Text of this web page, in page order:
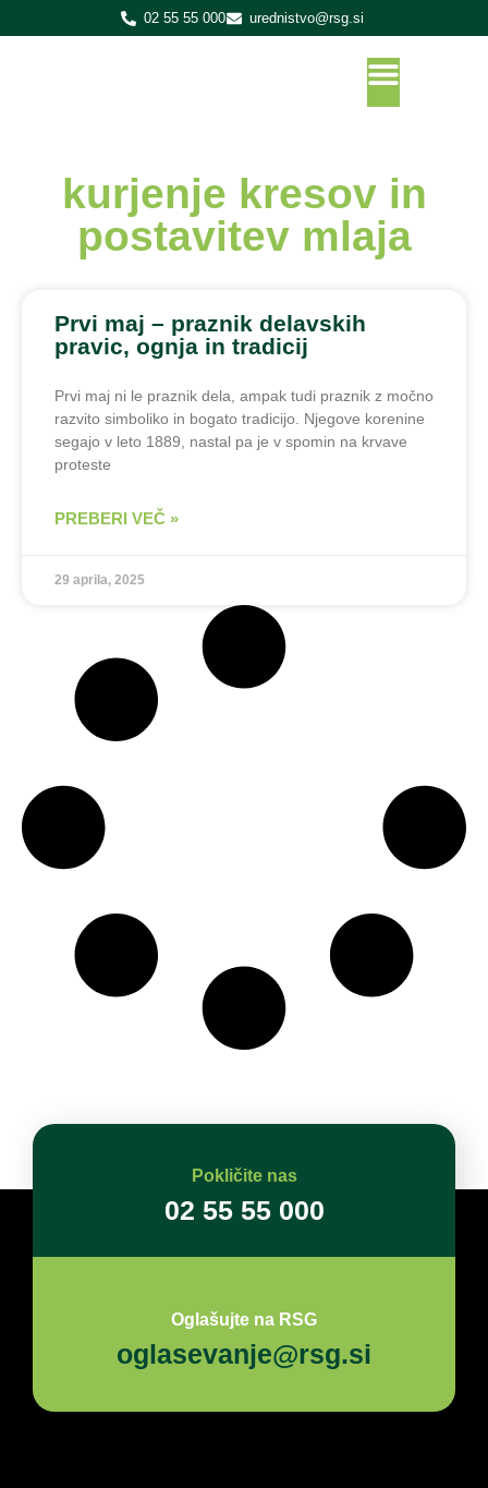
02 55 55 000 urednistvo@rsg.si
kurjenje kresov in
postavitev mlaja
Prvi maj – praznik delavskih
pravic, ognja in tradicij
Prvi maj ni le praznik dela, ampak tudi praznik z močno
razvito simboliko in bogato tradicijo. Njegove korenine
segajo v leto 1889, nastal pa je v spomin na krvave
proteste
PREBERI VEČ »
29 aprila, 2025
Pokličite nas
02 55 55 000
Oglašujte na RSG
oglasevanje@rsg.si